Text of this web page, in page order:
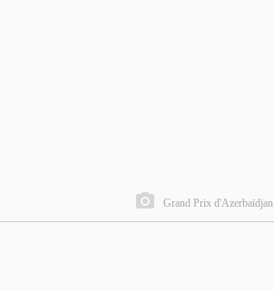
Grand Prix d'Azerbaïdjan